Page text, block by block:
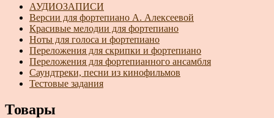
АУДИОЗАПИСИ
Версии для фортепиано А. Алексеевой
Красивые мелодии для фортепиано
Ноты для голоса и фортепиано
Переложения для скрипки и фортепиано
Переложения для фортепианного ансамбля
Саундтреки, песни из кинофильмов
Тестовые задания
Товары